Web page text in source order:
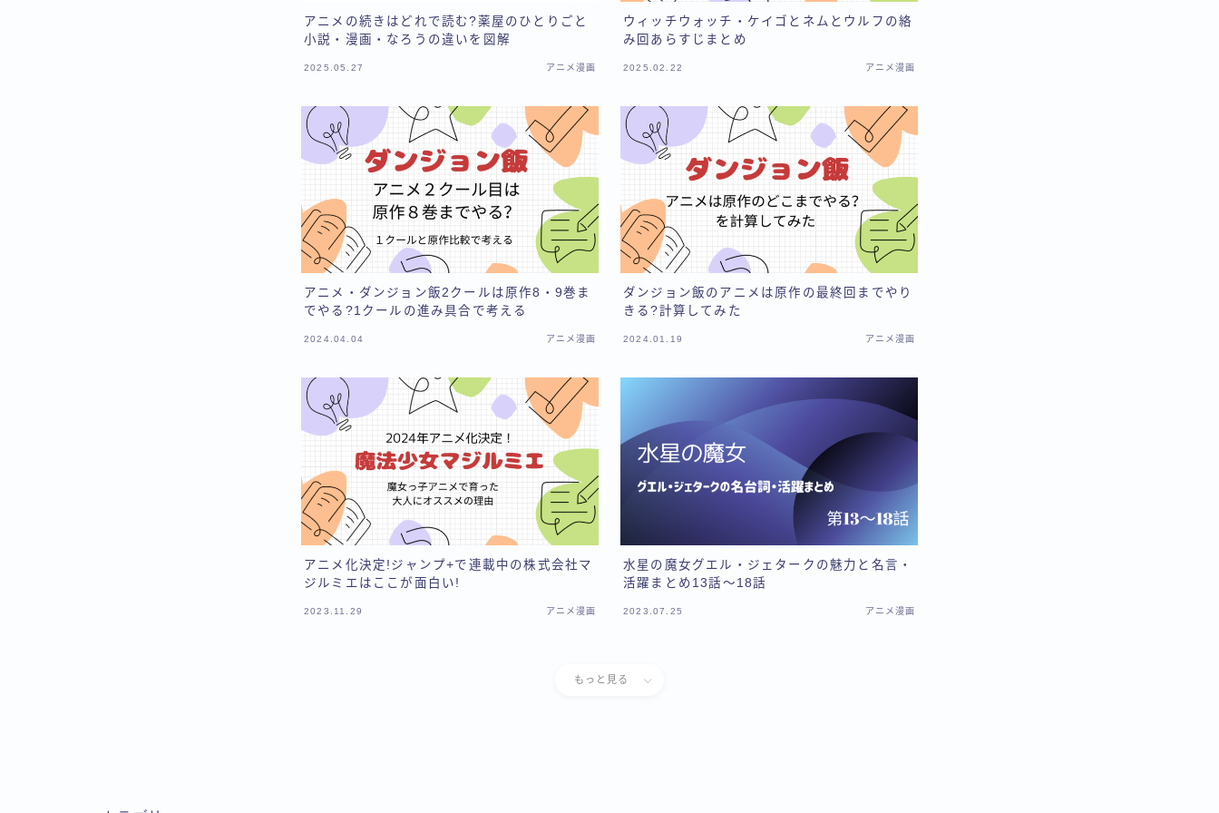
アニメの続きはどれで読む?薬屋のひとりごと
小説・漫画・なろうの違いを図解
2025.05.27 アニメ漫画
ウィッチウォッチ・ケイゴとネムとウルフの絡
み回あらすじまとめ
2025.02.22 アニメ漫画
アニメ・ダンジョン飯2クールは原作8・9巻ま
でやる?1クールの進み具合で考える
2024.04.04 アニメ漫画
ダンジョン飯のアニメは原作の最終回までやり
きる?計算してみた
2024.01.19 アニメ漫画
アニメ化決定!ジャンプ+で連載中の株式会社マ
ジルミエはここが面白い!
2023.11.29 アニメ漫画
水星の魔女グエル・ジェタークの魅力と名言・
活躍まとめ13話～18話
2023.07.25 アニメ漫画
もっと見る